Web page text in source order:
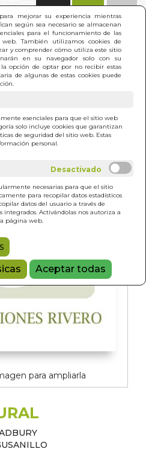
mejorar su experiencia mientras
según sea necesario se almacenan
para el funcionamiento de las
web. También utilizamos cookies de
y comprender cómo utiliza este sitio
en su navegador solo con su
opción de optar por no recibir estas
de algunas de estas cookies puede
esenciales para que el sitio web
solo incluye cookies que garantizan
de seguridad del sitio web. Estas
personal.
necesarias para que el sitio
para recopilar datos estadísticos
datos del usuario a través de
integrados. Activándolas nos autoriza a
página web.
Aceptar todas
MULTICULTURAL
para ampliarla